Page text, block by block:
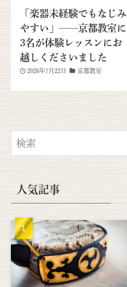
「楽器未経験でもなじみ
やすい」──京都教室に
3名が体験レッスンにお
越しくださいました
2026年7月22日 京都教室
人気記事